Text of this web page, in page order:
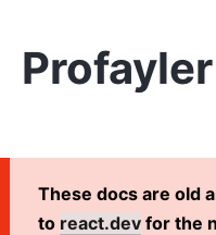
Profayler
These docs are old
to react.dev for the
QURULMA
Səhifəyə React Əlavə
Yeni React
CDN Linkləri